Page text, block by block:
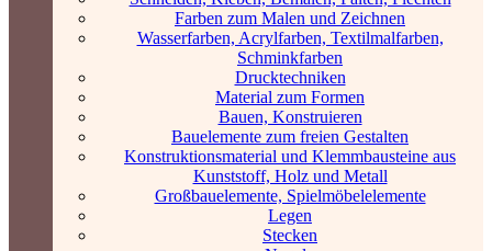
Farben zum Malen und Zeichnen
Wasserfarben, Acrylfarben, Textilmalfarben,
Schminkfarben
Drucktechniken
Material zum Formen
Bauen, Konstruieren
Bauelemente zum freien Gestalten
Konstruktionsmaterial und Klemmbausteine aus
Kunststoff, Holz und Metall
Großbauelemente, Spielmöbelelemente
Legen
Stecken